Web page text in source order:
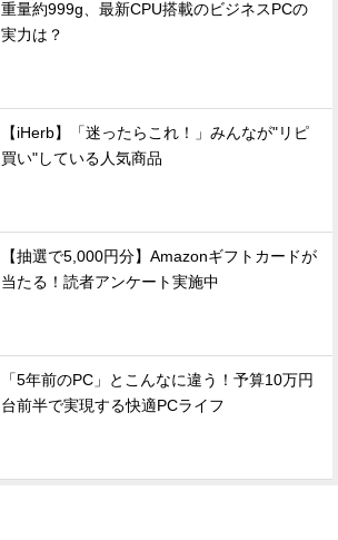
重量約999g、最新CPU搭載のビジネスPCの
実力は？
【iHerb】「迷ったらこれ！」みんなが"リピ
買い"している人気商品
【抽選で5,000円分】Amazonギフトカードが
当たる！読者アンケート実施中
「5年前のPC」とこんなに違う！予算10万円
台前半で実現する快適PCライフ